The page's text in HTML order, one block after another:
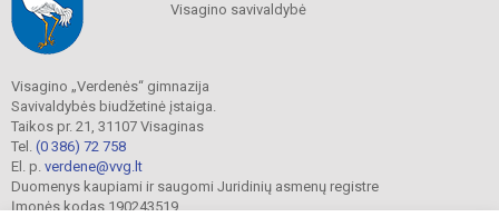
Visagino savivaldybė
Visagino „Verdenės“ gimnazija
Savivaldybės biudžetinė įstaiga.
Taikos pr. 21, 31107 Visaginas
Tel. (0 386) 72 758
El. p. verdene@vvg.lt
Duomenys kaupiami ir saugomi Juridinių asmenų registre
Įmonės kodas 190243519